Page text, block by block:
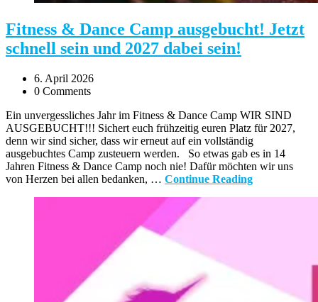
Fitness & Dance Camp ausgebucht! Jetzt
schnell sein und 2027 dabei sein!
6. April 2026
0 Comments
Ein unvergessliches Jahr im Fitness & Dance Camp WIR SIND
AUSGEBUCHT!!! Sichert euch frühzeitig euren Platz für 2027,
denn wir sind sicher, dass wir erneut auf ein vollständig
ausgebuchtes Camp zusteuern werden. So etwas gab es in 14
Jahren Fitness & Dance Camp noch nie! Dafür möchten wir uns
von Herzen bei allen bedanken, … Continue Reading